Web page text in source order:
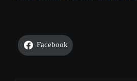
Facebook